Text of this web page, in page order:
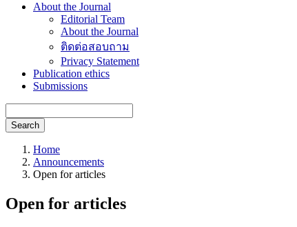
About the Journal
Editorial Team
About the Journal
ติดต่อสอบถาม
Privacy Statement
Publication ethics
Submissions
Search
Home
Announcements
Open for articles
Open for articles